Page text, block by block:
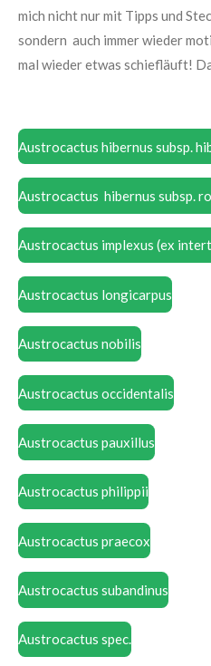
mich nicht nur mit Tipps und
sondern auch immer wieder
mal wieder etwas schiefläuft!
Austrocactus hibernus subsp.
Austrocactus hibernus subsp.
Austrocactus implexus (ex
Austrocactus longicarpus
Austrocactus nobilis
Austrocactus occidentalis
Austrocactus pauxillus
Austrocactus philippii
Austrocactus praecox
Austrocactus subandinus
Austrocactus spec.